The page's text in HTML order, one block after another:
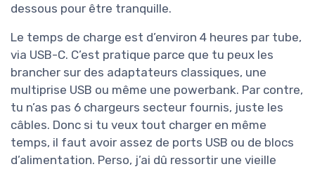
dessous pour être tranquille.
Le temps de charge est d’environ 4 heures par tube,
via USB-C. C’est pratique parce que tu peux les
brancher sur des adaptateurs classiques, une
multiprise USB ou même une powerbank. Par contre,
tu n’as pas 6 chargeurs secteur fournis, juste les
câbles. Donc si tu veux tout charger en même
temps, il faut avoir assez de ports USB ou de blocs
d’alimentation. Perso, j’ai dû ressortir une vieille